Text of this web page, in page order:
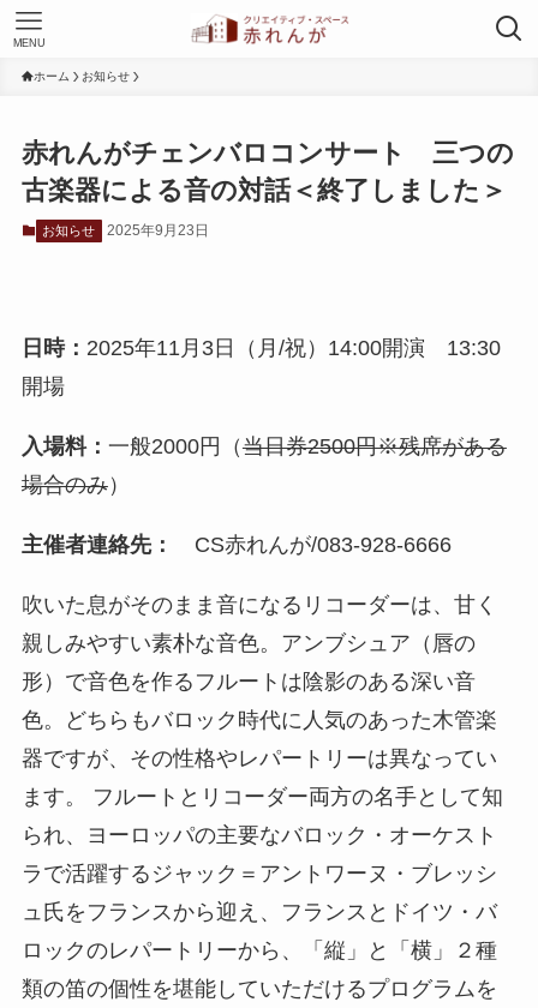
MENU
ホーム お知らせ
赤れんがチェンバロコンサート 三つの
古楽器による音の対話＜終了しました＞
お知らせ 2025年9月23日
日時： 2025年11月3日（月/祝）14:00開演 13:30
開場
入場料： 一般2000円（当日券2500円※残席がある
場合のみ）
主催者連絡先： CS赤れんが/083-928-6666
吹いた息がそのまま音になるリコーダーは、甘く
親しみやすい素朴な音色。アンブシュア（唇の
形）で音色を作るフルートは陰影のある深い音
色。どちらもバロック時代に人気のあった木管楽
器ですが、その性格やレパートリーは異なってい
ます。 フルートとリコーダー両方の名手として知
られ、ヨーロッパの主要なバロック・オーケスト
ラで活躍するジャック＝アントワーヌ・ブレッシ
ュ氏をフランスから迎え、フランスとドイツ・バ
ロックのレパートリーから、「縦」と「横」２種
類の笛の個性を堪能していただけるプログラムを